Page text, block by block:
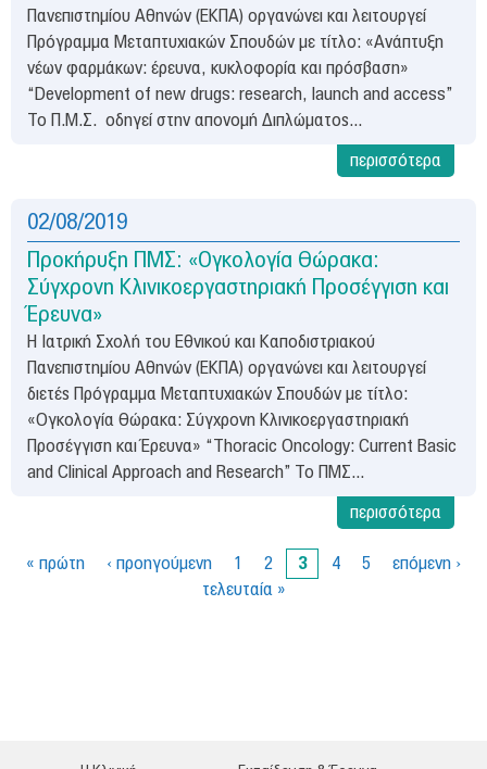
Πανεπιστημίου Αθηνών (ΕΚΠΑ) οργανώνει και λειτουργεί
Πρόγραμμα Μεταπτυχιακών Σπουδών με τίτλο: «Ανάπτυξη
νέων φαρμάκων: έρευνα, κυκλοφορία και πρόσβαση»
“Development of new drugs: research, launch and access”
Το Π.Μ.Σ. οδηγεί στην απονομή Διπλώματος...
περισσότερα
02/08/2019
Προκήρυξη ΠΜΣ: «Ογκολογία Θώρακα:
Σύγχρονη Κλινικοεργαστηριακή Προσέγγιση και
Έρευνα»
Η Ιατρική Σχολή του Εθνικού και Καποδιστριακού
Πανεπιστημίου Αθηνών (ΕΚΠΑ) οργανώνει και λειτουργεί
διετές Πρόγραμμα Μεταπτυχιακών Σπουδών με τίτλο:
«Ογκολογία Θώρακα: Σύγχρονη Κλινικοεργαστηριακή
Προσέγγιση και Έρευνα» “Thoracic Oncology: Current Basic
and Clinical Approach and Research” Το ΠΜΣ...
περισσότερα
« πρώτη ‹ προηγούμενη 1 2 3 4 5
επόμενη ›
τελευταία »